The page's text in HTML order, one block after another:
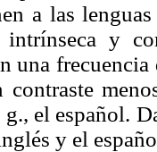
a las
y
una
contraste
g., el español.
y el